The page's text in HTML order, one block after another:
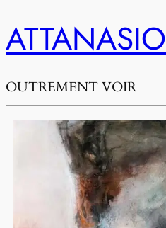
ATTANASIO
OUTREMENT VOIR